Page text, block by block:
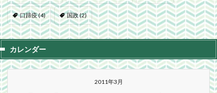
口蹄疫(4) 国政(2)
カレンダー
2011年3月